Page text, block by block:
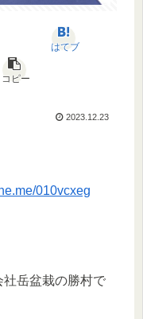
はてブ
コピー
2023.12.23
010vcxeg
岳盆栽の勝村で